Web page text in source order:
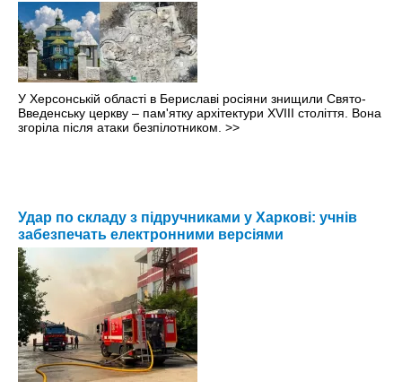
У Херсонській області в Бериславі росіяни знищили Свято-
Введенську церкву – пам'ятку архітектури XVIII століття. Вона
згоріла після атаки безпілотником. >>
Удар по складу з підручниками у Харкові: учнів
забезпечать електронними версіями